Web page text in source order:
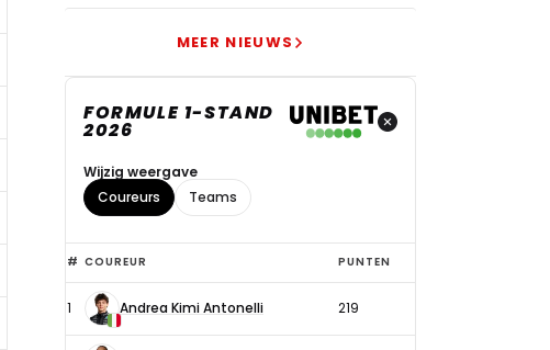
MEER NIEUWS
FORMULE 1-STAND
2026
Wijzig weergave
Coureurs
Teams
Top
6
coureurs
# COUREUR PUNTEN
1 Andrea Kimi Antonelli 219